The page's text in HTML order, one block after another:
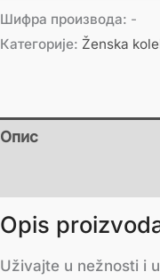
Шифра производа: -
Категорије: Ženska
Опис
Opis
Uživajte u nežnosti i